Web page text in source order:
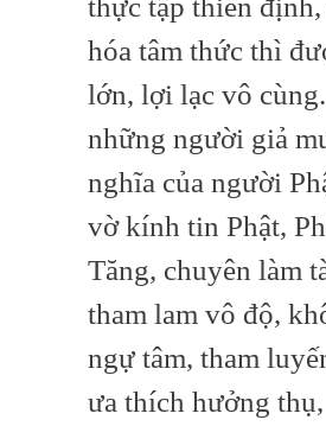
thực tập thiền định,
hóa tâm thức thì
lớn, lợi lạc vô
những người giả
nghĩa của người
vờ kính tin Phật,
Tăng, chuyên làm
tham lam vô độ,
ngự tâm, tham
ưa thích hưởng